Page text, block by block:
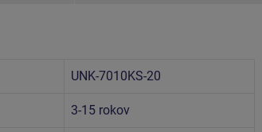
UNK-7010KS-20
3-15 rokov